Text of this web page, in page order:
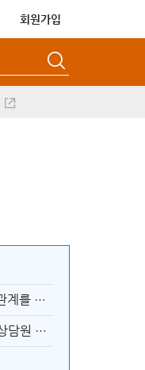
회원가입
데이트폭력 예방 숏폼 시리즈(2편. 평등하고 안전한 관계를 위한 실천)
서울시 직장 내 성희롱·성폭력 사건처리 매뉴얼(고충상담원 현황 최신정보)